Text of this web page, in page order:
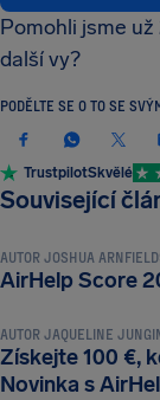
Pomohli jsme
další vy?
PODĚLTE SE O TO SE
TrustpilotSkvělé
Související
NOVINKY A ZAJÍMAVOSTI
AUTOR JOSHUA ARNFIELD
AirHelp Score
NOVINKY A ZAJÍMAVOSTI
AUTOR JAQUELINE
Získejte 100 €,
Novinka s
NOVINKY A ZAJÍMAVOSTI